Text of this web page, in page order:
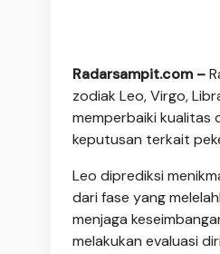
Radarsampit.com –
zodiak Leo, Virgo,
memperbaiki kualitas
keputusan terkait
Leo diprediksi
dari fase yang
menjaga
melakukan evaluasi